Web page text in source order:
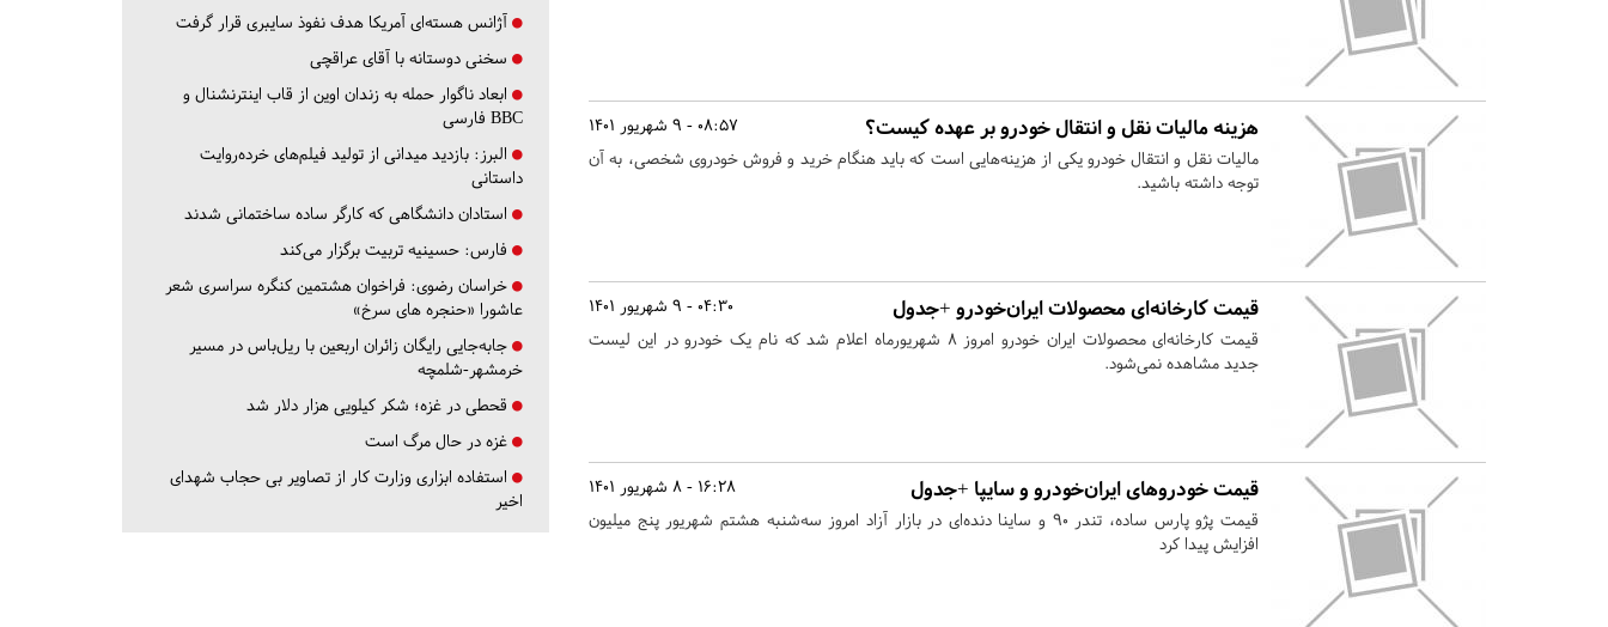
08:57 - 9 شهریور 1401 هزینه مالیات نقل و انتقال خودرو بر عهده کیست؟
مالیات نقل و انتقال خودرو یکی از هزینه‌هایی است که باید هنگام خرید و فروش خودروی شخصی، به آن
توجه داشته باشید.
04:30 - 9 شهریور 1401 قیمت کارخانه‌ای محصولات ایران‌خودرو +جدول
قیمت کارخانه‌ای محصولات ایران خودرو امروز ۸ شهریورماه اعلام شد که نام یک خودرو در این لیست
جدید مشاهده نمی‌شود.
16:28 - 8 شهریور 1401 قیمت خودروهای ایران‌خودرو و سایپا +جدول
قیمت پژو پارس ساده، تندر ۹۰ و ساینا دنده‌ای در بازار آزاد امروز سه‌شنبه هشتم شهریور پنج میلیون
افزایش پیدا کرد
آژانس هسته‌ای آمریکا هدف نفوذ سایبری قرار گرفت
سخنی دوستانه با آقای عراقچی
ابعاد ناگوار حمله به زندان اوین از قاب اینترنشنال و
BBC فارسی
البرز: بازدید میدانی از تولید فیلم‌های خرده‌روایت
داستانی
استادان دانشگاهی که کارگر ساده ساختمانی شدند
فارس: حسینیه تربیت برگزار می‌کند
خراسان رضوی: فراخوان هشتمین کنگره سراسری شعر
عاشورا «حنجره های سرخ»
جابه‌جایی رایگان زائران اربعین با ریل‌باس در مسیر
خرمشهر-شلمچه
قحطی در غزه؛ شکر کیلویی هزار دلار شد
غزه در حال مرگ است
استفاده ابزاری وزارت کار از تصاویر بی حجاب شهدای
اخیر